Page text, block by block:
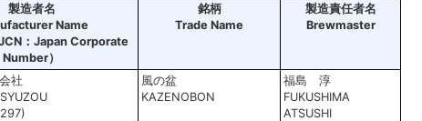
製造者名
Name
：Japan Corporate
Number）
銘柄
Trade Name
製造責任者名
Brewmaster
社
風の盆
KAZENOBON
福島 淳
FUKUSHIMA
ATSUSHI